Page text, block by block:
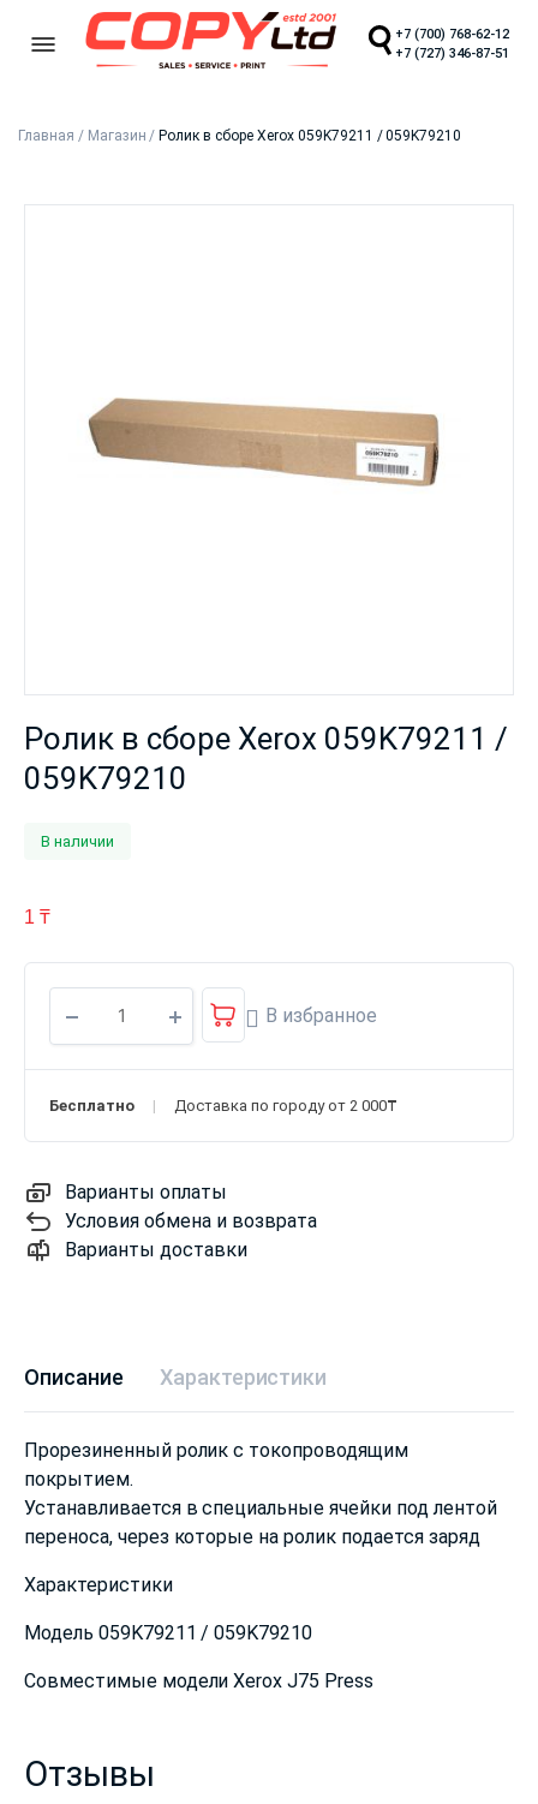
+7 (700) 768-62-12
+7 (727) 346-87-51
Главная / Магазин /Ролик в сборе Xerox 059K79211 / 059K79210
Ролик в сборе Xerox 059K79211 /
059K79210
В наличии
1 ₸
В избранное
Бесплатно Доставка по городу от 2 000₸
Варианты оплаты
Условия обмена и возврата
Варианты доставки
Описание Характеристики
Прорезиненный ролик с токопроводящим
покрытием.
Устанавливается в специальные ячейки под лентой
переноса, через которые на ролик подается заряд
Характеристики
Модель 059K79211 / 059K79210
Совместимые модели Xerox J75 Press
Отзывы